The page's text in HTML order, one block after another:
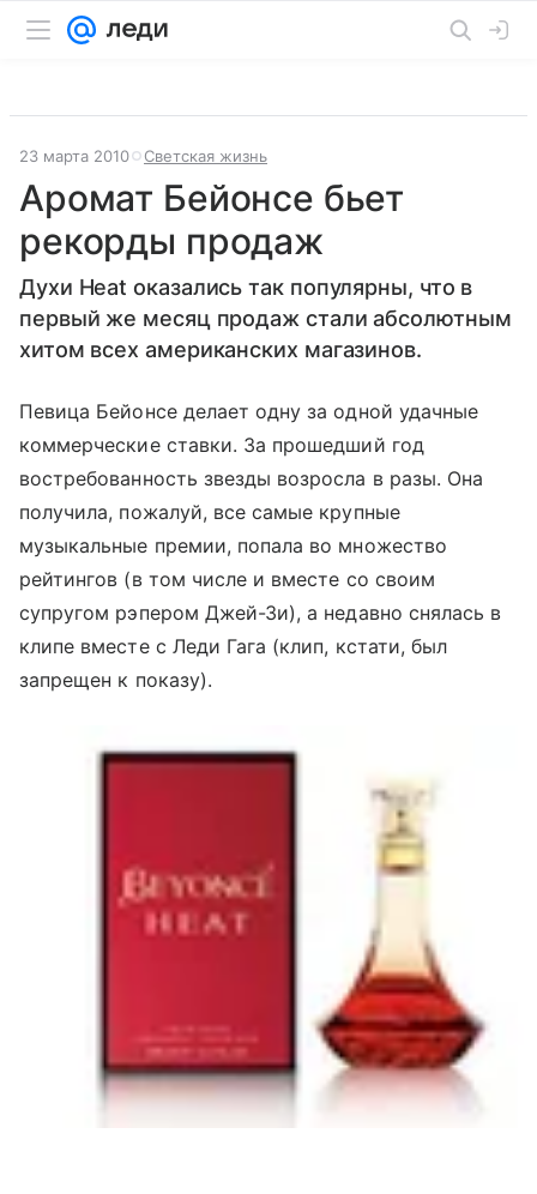
23 марта 2010 Светская жизнь
Аромат Бейонсе бьет
рекорды продаж
Духи Heat оказались так популярны, что в
первый же месяц продаж стали абсолютным
хитом всех американских магазинов.
Певица Бейонсе делает одну за одной удачные
коммерческие ставки. За прошедший год
востребованность звезды возросла в разы. Она
получила, пожалуй, все самые крупные
музыкальные премии, попала во множество
рейтингов (в том числе и вместе со своим
супругом рэпером Джей-Зи), а недавно снялась в
клипе вместе с Леди Гага (клип, кстати, был
запрещен к показу).